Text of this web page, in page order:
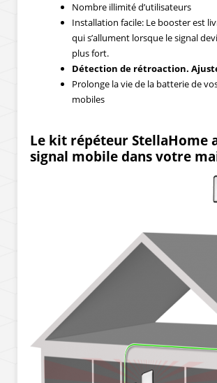
Nombre illimité d’utilisateurs
Installation facile: Le booster est
qui s’allument lorsque le signal
plus fort.
Détection de rétroaction.
Prolonge la vie de la batterie de
mobiles
Le kit répéteur StellaHome
signal mobile dans votre